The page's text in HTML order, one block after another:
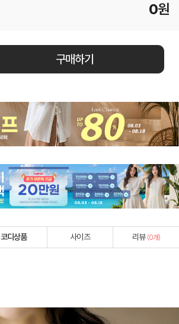
0원
구매하기
코디상품 사이즈 리뷰 (0개)